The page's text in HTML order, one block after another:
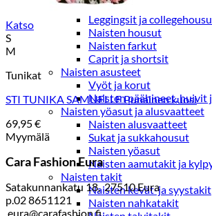
Naisten housut
Leggingsit ja
Naisten housut
Naisten farkut
Caprit ja shortsit
Naisten asusteet
Vyöt ja korut
Naisten päähineet, huivit
Naisten yöasut ja alusvaatteet
Naisten alusvaatteet
Sukat ja sukkahousut
Naisten yöasut
Naisten aamutakit ja
Naisten takit
Naisten kevät-ja syystakit
Naisten nahkatakit
Katso
S
M
Tunikat
STI TUNIKA SAMUELLE Punainen kuosi
69,95€
Myymälä
Cara Fashion Eura
Satakunnankatu 18, 27510 Eura
p.02 8651121
eura@carafashion.fi